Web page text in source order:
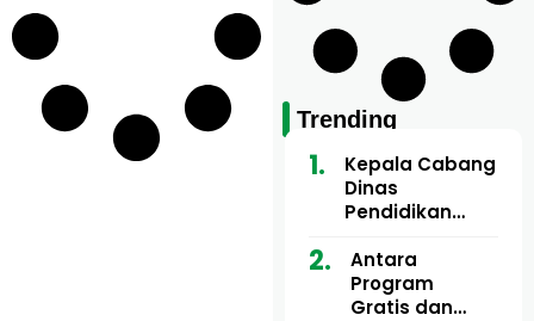
Trending
Kepala Cabang
Dinas
Pendidikan
Utara Buka
Pelatihan Deep
Learning serta
Antara
Program
Gratis dan